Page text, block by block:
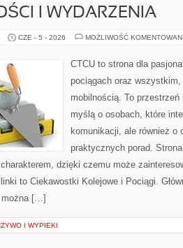
I WYDARZENIA
CZE - 5 - 2026 MOŻLIWOŚĆ
CTCU to strona dla
pociągach oraz
mobilnością. To
myślą o osobach, które
komunikacji, ale również
praktycznych porad.
dzięki czemu może
to Ciekawostki Kolejowe i Pociągi.
można […]
I WYPIEKI